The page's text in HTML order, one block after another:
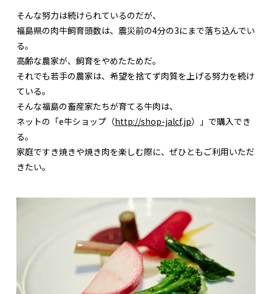
そんな努力は続けられているのだが、
福島県の肉牛飼育頭数は、震災前の4分の3にまで落ち込んでい
る。
高齢な農家が、飼育をやめたためだ。
それでも若手の農家は、希望を捨てず肉質を上げる努力を続け
ている。
そんな福島の畜産家たちが育てる牛肉は、
ネットの「e牛ショップ（http://shop-jalcf.jp）」で購入でき
る。
家庭ですき焼きや焼き肉を楽しむ際に、ぜひともご利用いただ
きたい。